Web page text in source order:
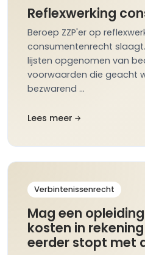
Reflexwerking
Beroep ZZP'er op
consumentenrecht
lijsten opgenomen van
voorwaarden die geacht
bezwarend …
Lees meer
Verbintenissenrecht
Mag een
kosten in
eerder stopt met